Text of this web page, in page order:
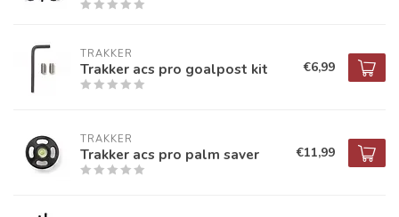
TRAKKER
Trakker acs pro goalpost kit €6,99
TRAKKER
Trakker acs pro palm saver €11,99